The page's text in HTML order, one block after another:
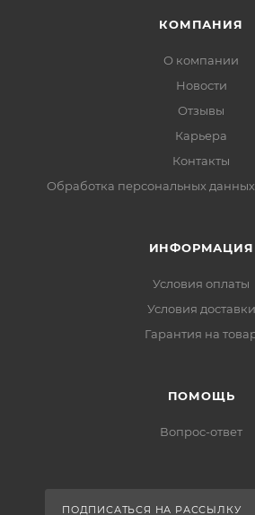
КОМПАНИЯ
О компании
Новости
Отзывы
Карьера
Контакты
Обработка персональных
ИНФОРМАЦИЯ
Условия оплаты
Условия доставки
Гарантия на
ПОМОЩЬ
Вопрос-ответ
ПОДПИСАТЬСЯ НА РАССЫЛКУ